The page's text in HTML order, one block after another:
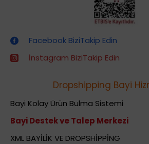
Facebook BiziTakip Edin
İnstagram BiziTakip Edin
Dropshipping Bayi
Bayi Kolay Ürün Bulma Sistemi
Bayi Destek ve Talep Merkezi
XML BAYİLİK VE DROPSHİPPİNG